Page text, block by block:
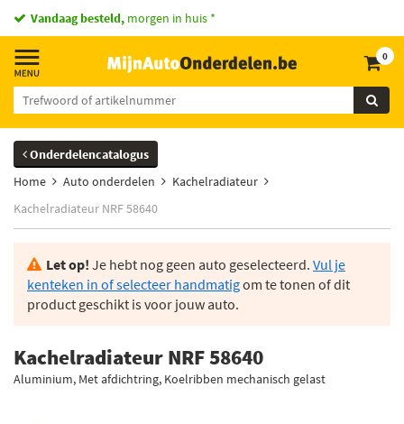
Vandaag besteld, morgen in huis *
0
Onderdelencatalogus
Home
Auto onderdelen
Kachelradiateur
Kachelradiateur NRF 58640
Let op! Je hebt nog geen auto geselecteerd. Vul je
kenteken in of selecteer handmatigom te tonen of dit
product geschikt is voor jouw auto.
Kachelradiateur NRF 58640
Aluminium, Met afdichtring, Koelribben mechanisch gelast